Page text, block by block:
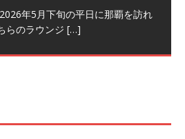
よるFOP無料付与とス
年5月下旬の平日に那覇を訪れ
らのラウンジ […]
空港国内線ラウンジ
(2026/01)
年1月、毎年恒例の新年の羽田
線ラウンジ (2026/01)
年1月上旬にバンコク経由でチ